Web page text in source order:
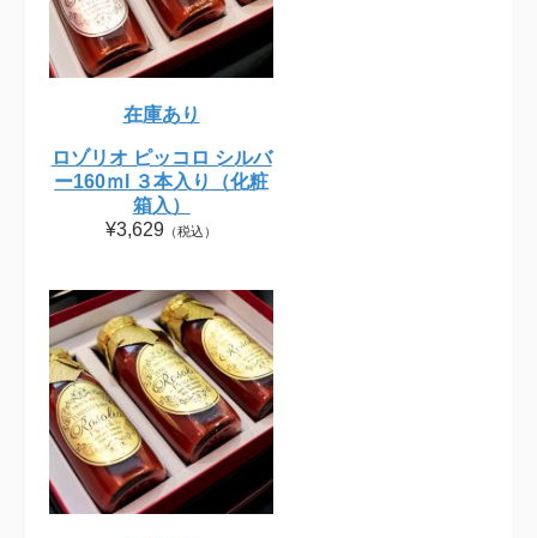
在庫あり
ロゾリオ ピッコロ シルバ
ー160ｍl ３本入り（化粧
箱入）
¥3,629 （税込）